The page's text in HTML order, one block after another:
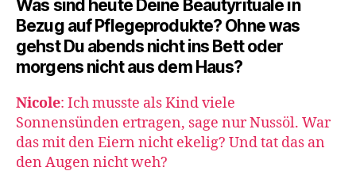
Was sind heute Deine Beautyrituale in
Bezug auf Pflegeprodukte? Ohne was
gehst Du abends nicht ins Bett oder
morgens nicht aus dem Haus?
Nicole: Ich musste als Kind viele
Sonnensünden ertragen, sage nur Nussöl. War
das mit den Eiern nicht ekelig? Und tat das an
den Augen nicht weh?